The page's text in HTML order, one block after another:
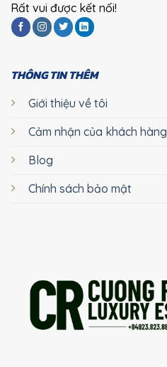
THÔNG TIN THÊM
Giới thiệu về tôi
Cảm nhận của khách hàng
Blog
Chính sách bảo mật
Rất vui được kết nối!